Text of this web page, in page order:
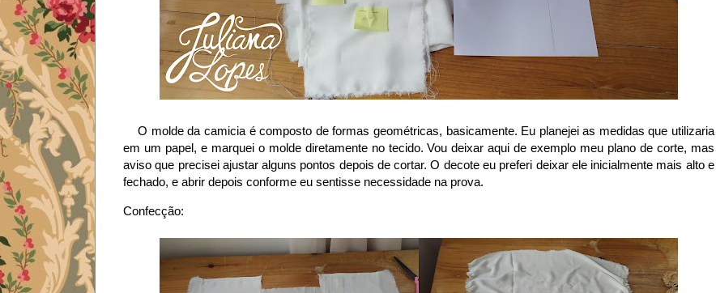
O molde da camicia é composto de formas geométricas, basicamente. Eu planejei as medidas que utilizaria
em um papel, e marquei o molde diretamente no tecido. Vou deixar aqui de exemplo meu plano de corte, mas
aviso que precisei ajustar alguns pontos depois de cortar. O decote eu preferi deixar ele inicialmente mais alto e
fechado, e abrir depois conforme eu sentisse necessidade na prova.
Confecção: